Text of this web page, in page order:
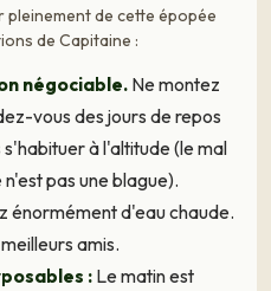
pleinement de cette épopée
de Capitaine :
négociable. Ne montez
vous des jours de repos
à l'altitude (le mal
pas une blague).
énormément d'eau chaude.
amis.
: Le matin est